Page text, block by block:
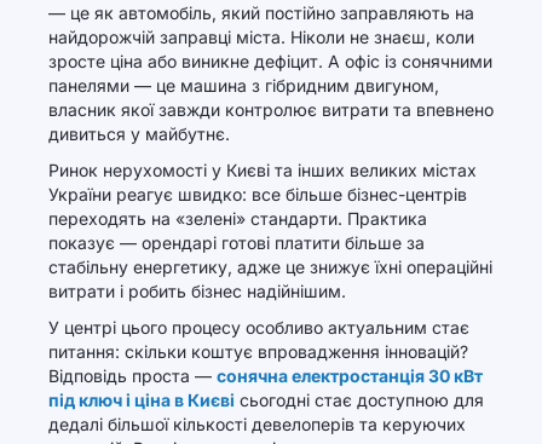
— це як автомобіль, який постійно заправляють на
найдорожчій заправці міста. Ніколи не знаєш, коли
зросте ціна або виникне дефіцит. А офіс із сонячними
панелями — це машина з гібридним двигуном,
власник якої завжди контролює витрати та впевнено
дивиться у майбутнє.
Ринок нерухомості у Києві та інших великих містах
України реагує швидко: все більше бізнес-центрів
переходять на «зелені» стандарти. Практика
показує — орендарі готові платити більше за
стабільну енергетику, адже це знижує їхні операційні
витрати і робить бізнес надійнішим.
У центрі цього процесу особливо актуальним стає
питання: скільки коштує впровадження інновацій?
Відповідь проста — сонячна електростанція 30 кВт
під ключ і ціна в Києві сьогодні стає доступною для
дедалі більшої кількості девелоперів та керуючих